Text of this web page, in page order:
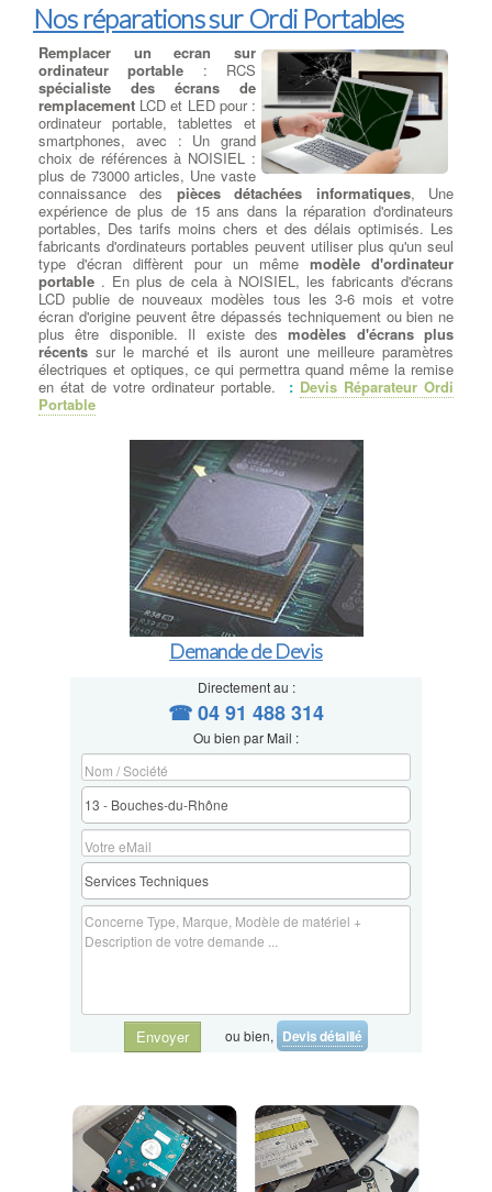
Nos réparations sur Ordi Portables
Remplacer un ecran sur
ordinateur portable : RCS
spécialiste des écrans de
remplacement LCD et LED pour :
ordinateur portable, tablettes et
smartphones, avec : Un grand
choix de références à NOISIEL :
plus de 73000 articles, Une vaste
connaissance des pièces détachées informatiques, Une
expérience de plus de 15 ans dans la réparation d'ordinateurs
portables, Des tarifs moins chers et des délais optimisés. Les
fabricants d'ordinateurs portables peuvent utiliser plus qu'un seul
type d'écran diffèrent pour un même modèle d'ordinateur
portable . En plus de cela à NOISIEL, les fabricants d'écrans
LCD publie de nouveaux modèles tous les 3-6 mois et votre
écran d'origine peuvent être dépassés techniquement ou bien ne
plus être disponible. Il existe desmodèles d'écrans plus
récents sur le marché et ils auront une meilleure paramètres
électriques et optiques, ce qui permettra quand même la remise
en état de votre ordinateur portable. : Devis Réparateur Ordi
Portable
Demande de Devis
Directement au :
☎ 04 91 488 314
Ou bien par Mail :
Envoyer ou bien, Devis détaillé